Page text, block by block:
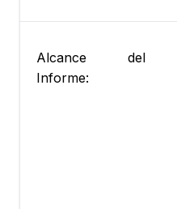
Alcance del
Informe: